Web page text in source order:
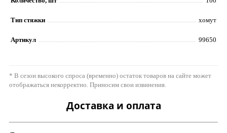
Тип стяжки хомут
Артикул 99650
* В сезон высокого спроса (временно) остаток товаров на сайте может
отображаться некорректно. Приносим свои извинения.
Доставка и оплата